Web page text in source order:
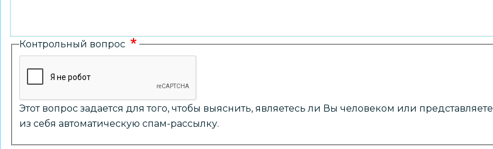
Контрольный вопрос
Этот вопрос задается для того, чтобы выяснить, являетесь ли Вы человеком или представляете
из себя автоматическую спам-рассылку.